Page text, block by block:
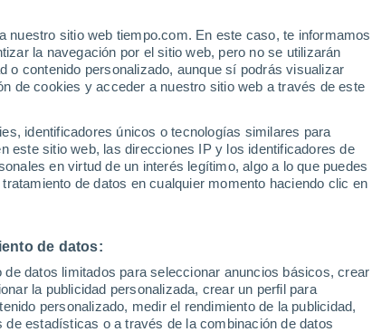
sitio web tiempo.com. En este caso, te informamos
la navegación por el sitio web, pero no se utilizarán
o contenido personalizado, aunque sí podrás visualizar
de cookies y acceder a nuestro sitio web a través de este
identificadores únicos o tecnologías similares para
este sitio web, las direcciones IP y los identificadores de
en virtud de un interés legítimo, algo a lo que puedes
de datos en cualquier momento haciendo clic en
de datos:
datos limitados para seleccionar anuncios básicos, crear
la publicidad personalizada, crear un perfil para
personalizado, medir el rendimiento de la publicidad,
estadísticas o a través de la combinación de datos
Espesor de nieve en la base 0 cm
Espesor de nieve en la parte superior -